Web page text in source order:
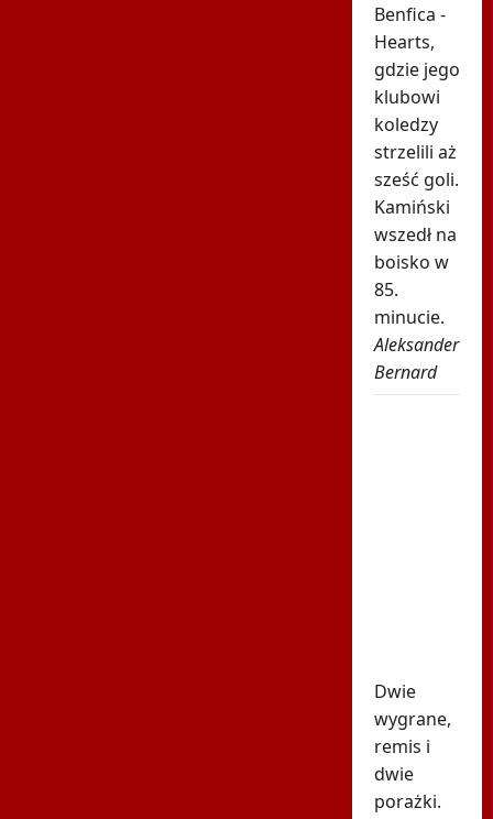
Benfica -
Hearts,
gdzie jego
klubowi
koledzy
strzelili aż
sześć goli.
Kamiński
wszedł na
boisko w
85.
minucie.
Aleksander
Bernard
Dwie
wygrane,
remis i
dwie
porażki.